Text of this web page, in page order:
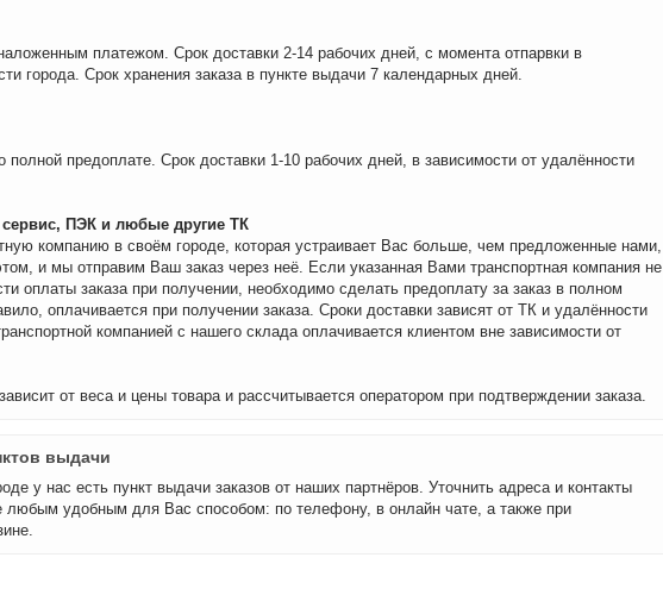
платежом. Срок доставки 2-14 рабочих дней, с момента отпарвки в
города. Срок хранения заказа в пункте выдачи 7 календарных дней.
полной предоплате. Срок доставки 1-10 рабочих дней, в зависимости от удалённости
ПЭК и любые другие ТК
компанию в своём городе, которая устраивает Вас больше, чем предложенные нами,
и мы отправим Ваш заказ через неё. Если указанная Вами транспортная компания не
оплаты заказа при получении, необходимо сделать предоплату за заказ в полном
оплачивается при получении заказа. Сроки доставки зависят от ТК и удалённости
компанией с нашего склада оплачивается клиентом вне зависимости от
от веса и цены товара и рассчитывается оператором при подтверждении заказа.
выдачи
у нас есть пункт выдачи заказов от наших партнёров. Уточнить адреса и контакты
любым удобным для Вас способом: по телефону, в онлайн чате, а также при